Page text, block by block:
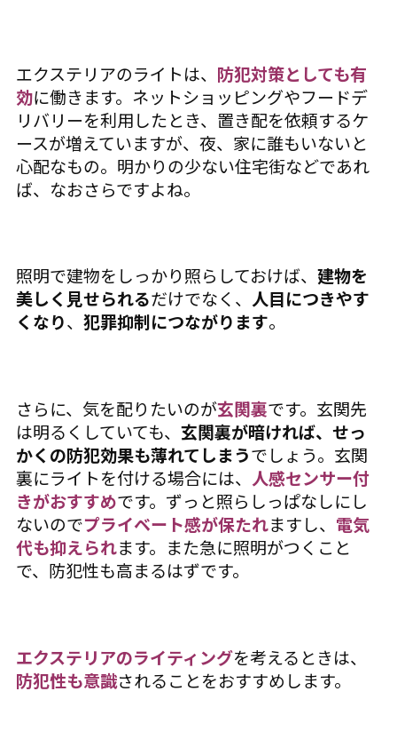
エクステリアのライトは、 防犯対策としても有
効に働きます。ネットショッピングやフードデ
リバリーを利用したとき、置き配を依頼するケ
ースが増えていますが、夜、家に誰もいないと
心配なもの。明かりの少ない住宅街などであれ
ば、なおさらですよね。
照明で建物をしっかり照らしておけば、 建物を
美しく見せられるだけでなく、 人目につきやす
くなり、 犯罪抑制につながります。
さらに、気を配りたいのが玄関裏です。玄関先
は明るくしていても、 玄関裏が暗ければ、せっ
かくの防犯効果も薄れてしまうでしょう。玄関
裏にライトを付ける場合には、 人感センサー付
きがおすすめです。ずっと照らしっぱなしにし
ないのでプライベート感が保たれますし、 電気
代も抑えられます。また急に照明がつくこと
で、防犯性も高まるはずです。
エクステリアのライティングを考えるときは、
防犯性も意識されることをおすすめします。